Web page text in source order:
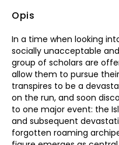
Opis
In a time when looking
socially unacceptable
group of scholars are
allow them to pursue
transpires to be a
on the run, and soon
to one major event: the
and subsequent
forgotten roaming